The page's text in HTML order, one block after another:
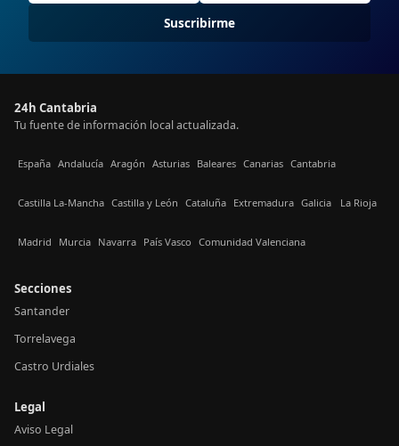
Suscribirme
24h Cantabria
Tu fuente de información local actualizada.
España Andalucía Aragón Asturias Baleares Canarias Cantabria
Castilla La-Mancha Castilla y León Cataluña Extremadura Galicia La Rioja
Madrid Murcia Navarra País Vasco Comunidad Valenciana
Secciones
Santander
Torrelavega
Castro Urdiales
Legal
Aviso Legal